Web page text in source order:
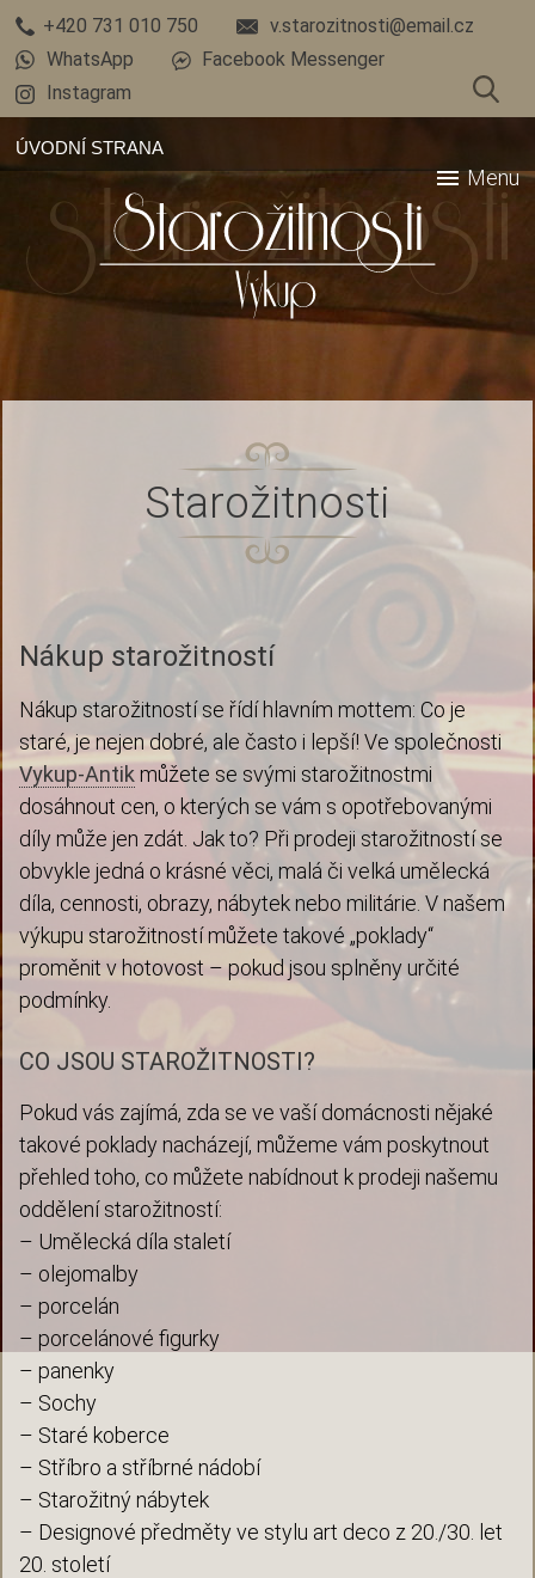
+420 731 010 750
v.starozitnosti@email.cz
WhatsApp
Facebook Messenger
Instagram
ÚVODNÍ STRANA
menuMenu
Starožitnosti
Nákup starožitností
Nákup starožitností se řídí hlavním mottem: Co je
staré, je nejen dobré, ale často i lepší! Ve společnosti
Vykup-Antik můžete se svými starožitnostmi
dosáhnout cen, o kterých se vám s opotřebovanými
díly může jen zdát. Jak to? Při prodeji starožitností se
obvykle jedná o krásné věci, malá či velká umělecká
díla, cennosti, obrazy, nábytek nebo militárie. V našem
výkupu starožitností můžete takové „poklady“
proměnit v hotovost – pokud jsou splněny určité
podmínky.
CO JSOU STAROŽITNOSTI?
Pokud vás zajímá, zda se ve vaší domácnosti nějaké
takové poklady nacházejí, můžeme vám poskytnout
přehled toho, co můžete nabídnout k prodeji našemu
oddělení starožitností:
– Umělecká díla staletí
– olejomalby
– porcelán
– porcelánové figurky
– panenky
– Sochy
– Staré koberce
– Stříbro a stříbrné nádobí
– Starožitný nábytek
– Designové předměty ve stylu art deco z 20./30. let
20. století